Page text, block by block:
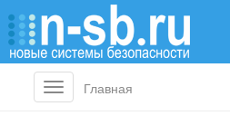
Toggle
navigation
Главная